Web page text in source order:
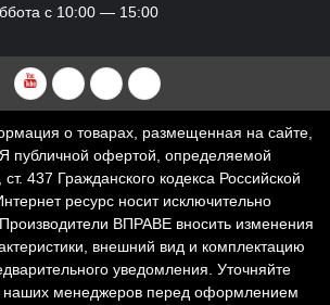
с 10:00 — 15:00
YouTubeVKvideoRuTubeDzen
о товарах, размещенная на сайте,
офертой, определяемой
437 Гражданского кодекса Российской
ресурс носит исключительно
ВПРАВЕ вносить изменения
внешний вид и комплектацию
уведомления. Уточняйте
наших менеджеров перед оформлением